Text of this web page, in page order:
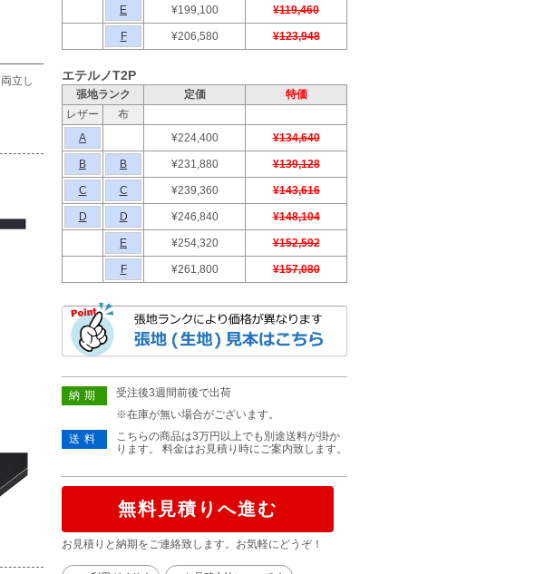
立し
E ¥199,100 ¥119,460
F ¥206,580 ¥123,948
エテルノT2P
張地ランク 定価
特価
レザー
布
A
¥224,400 ¥134,640
B B ¥231,880 ¥139,128
C C ¥239,360 ¥143,616
D D ¥246,840 ¥148,104
E ¥254,320 ¥152,592
F ¥261,800 ¥157,080
納期
受注後3週間前後で出荷
※在庫が無い場合がございます。
送料
こちらの商品は3万円以上でも別途送料が掛か
ります。 料金はお見積り時にご案内致します。
無料見積りへ進む
お見積りと納期をご連絡致します。お気軽にどうぞ！